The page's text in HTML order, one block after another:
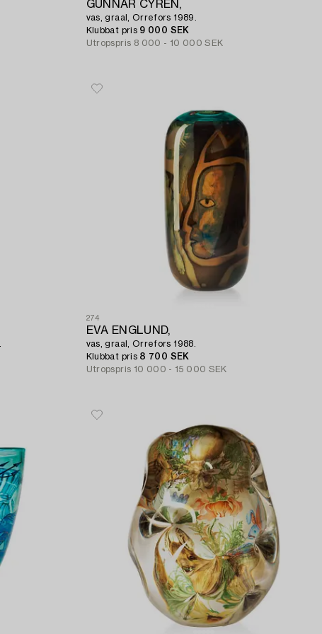
GUNNAR CYRÉN,
vas, graal, Orrefors 1989.
Klubbat pris 9 000 SEK
Utropspris 8 000 - 10 000 SEK
274
EVA ENGLUND,
vas, graal, Orrefors 1988.
Klubbat pris 8 700 SEK
Utropspris 10 000 - 15 000 SEK